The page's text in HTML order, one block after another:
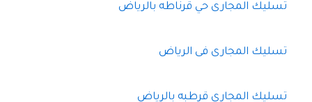
تسليك المجارى حي قرناطه بالرياض
تسليك المجارى فى الرياض
تسليك المجارى قرطبه بالرياض